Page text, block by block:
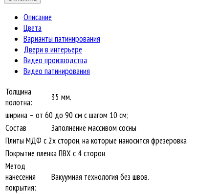
Описание
Цвета
Варианты патинирования
Двери в интерьере
Видео производства
Видео патинирования
Толщина
полотна:
35 мм.
ширина – от 60 до 90 см с шагом 10 см;
Состав
Заполнение массивом сосны
Плиты МДФ с 2х сторон, на которые наносится фрезеровка
Покрытие пленка ПВХ с 4 сторон
Метод
нанесения
покрытия:
Вакуумная технология без швов.